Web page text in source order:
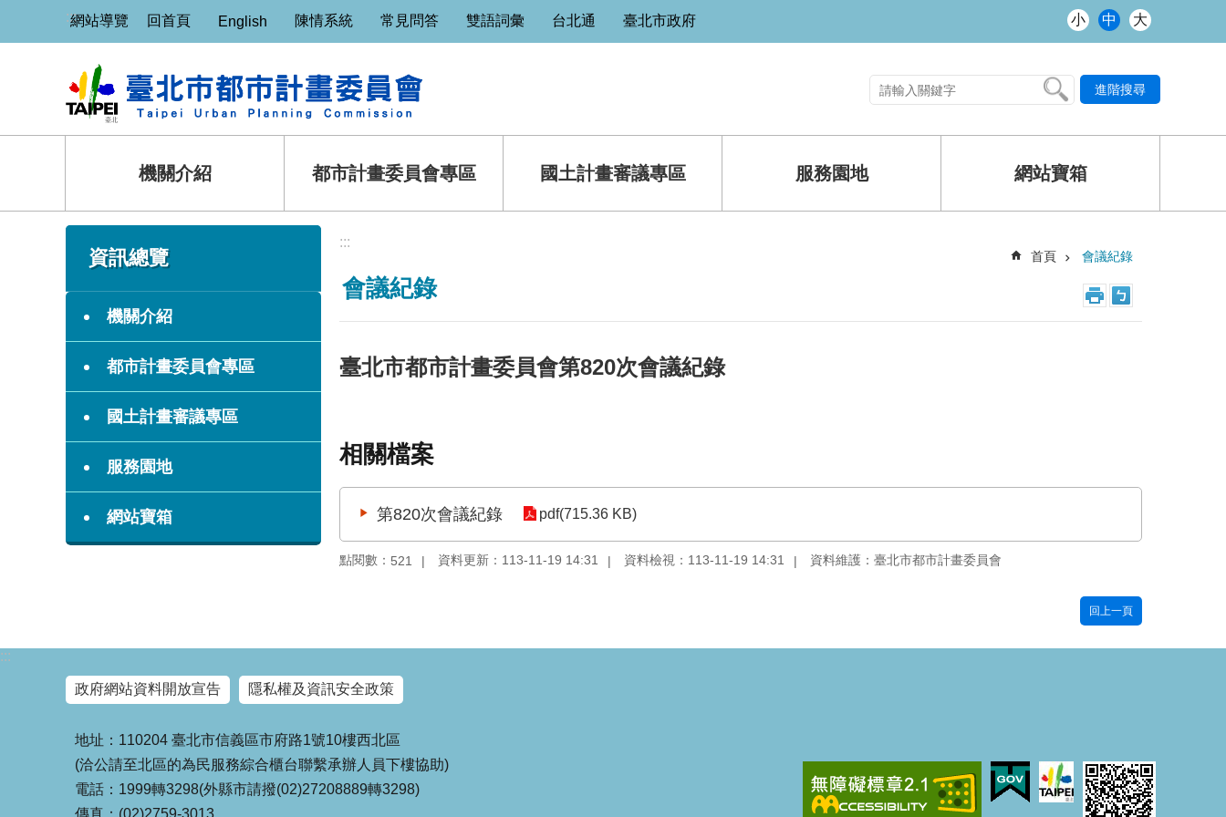
跳到主要內容區塊
:::網站導覽 回首頁 English 陳情系統 常見問答 雙語詞彙 台北通 臺北市政府 小 中 大
進階搜尋
機關介紹 都市計畫委員會專區 國土計畫審議專區 服務園地 網站寶箱
:::
資訊總覽
機關介紹
都市計畫委員會專區
國土計畫審議專區
服務園地
網站寶箱
:::
首頁 會議紀錄
會議紀錄
臺北市都市計畫委員會第820次會議紀錄
相關檔案
第820次會議紀錄 pdf(715.36 KB)
點閱數： 521 資料更新：113-11-19 14:31 資料檢視：113-11-19 14:31 資料維護：臺北市都市計畫委員會
回上一頁
:::
政府網站資料開放宣告 隱私權及資訊安全政策
地址：110204 臺北市信義區市府路1號10樓西北區
(洽公請至北區的為民服務綜合櫃台聯繫承辦人員下樓協助)
電話：1999轉3298(外縣市請撥(02)27208889轉3298)